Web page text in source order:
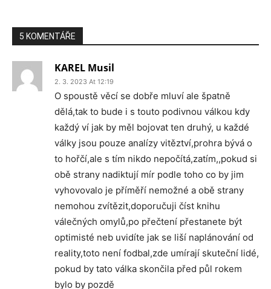
5 KOMENTÁŘE
KAREL Musil
2. 3. 2023 At 12:19
O spoustě věcí se dobře mluví ale špatně
dělá,tak to bude i s touto podivnou válkou kdy
každý ví jak by měl bojovat ten druhý, u každé
války jsou pouze analízy vitěztví,prohra bývá o
to hořčí,ale s tím nikdo nepočítá,zatím,,pokud si
obě strany nadiktují mír podle toho co by jim
vyhovovalo je příměří nemožné a obě strany
nemohou zvítězit,doporučuji číst knihu
válečných omylů,po přečtení přestanete být
optimisté neb uvidíte jak se liší naplánování od
reality,toto není fodbal,zde umírají skuteční lidé,
pokud by tato válka skončila před půl rokem
bylo by pozdě